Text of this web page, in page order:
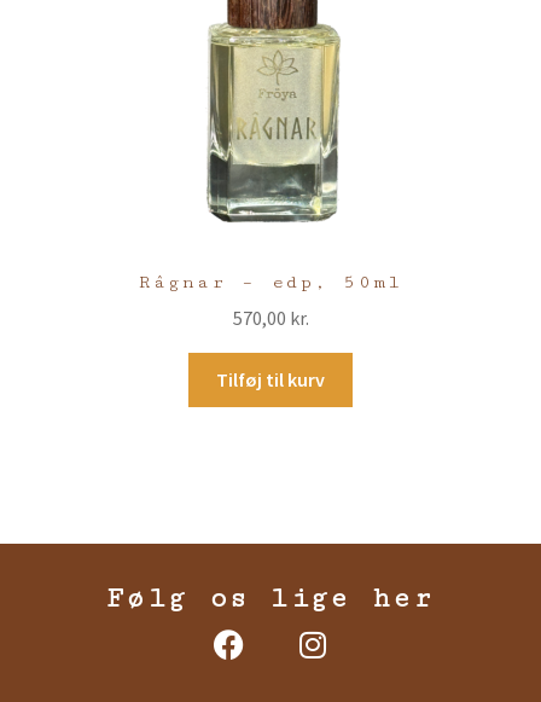
Râgnar – edp, 50ml
570,00 kr.
Tilføj til kurv
Følg os lige her